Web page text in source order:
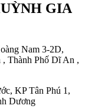
GIA
Nam 3-2D,
Thành Phố Dĩ An ,
KP Tân Phú 1,
Dương